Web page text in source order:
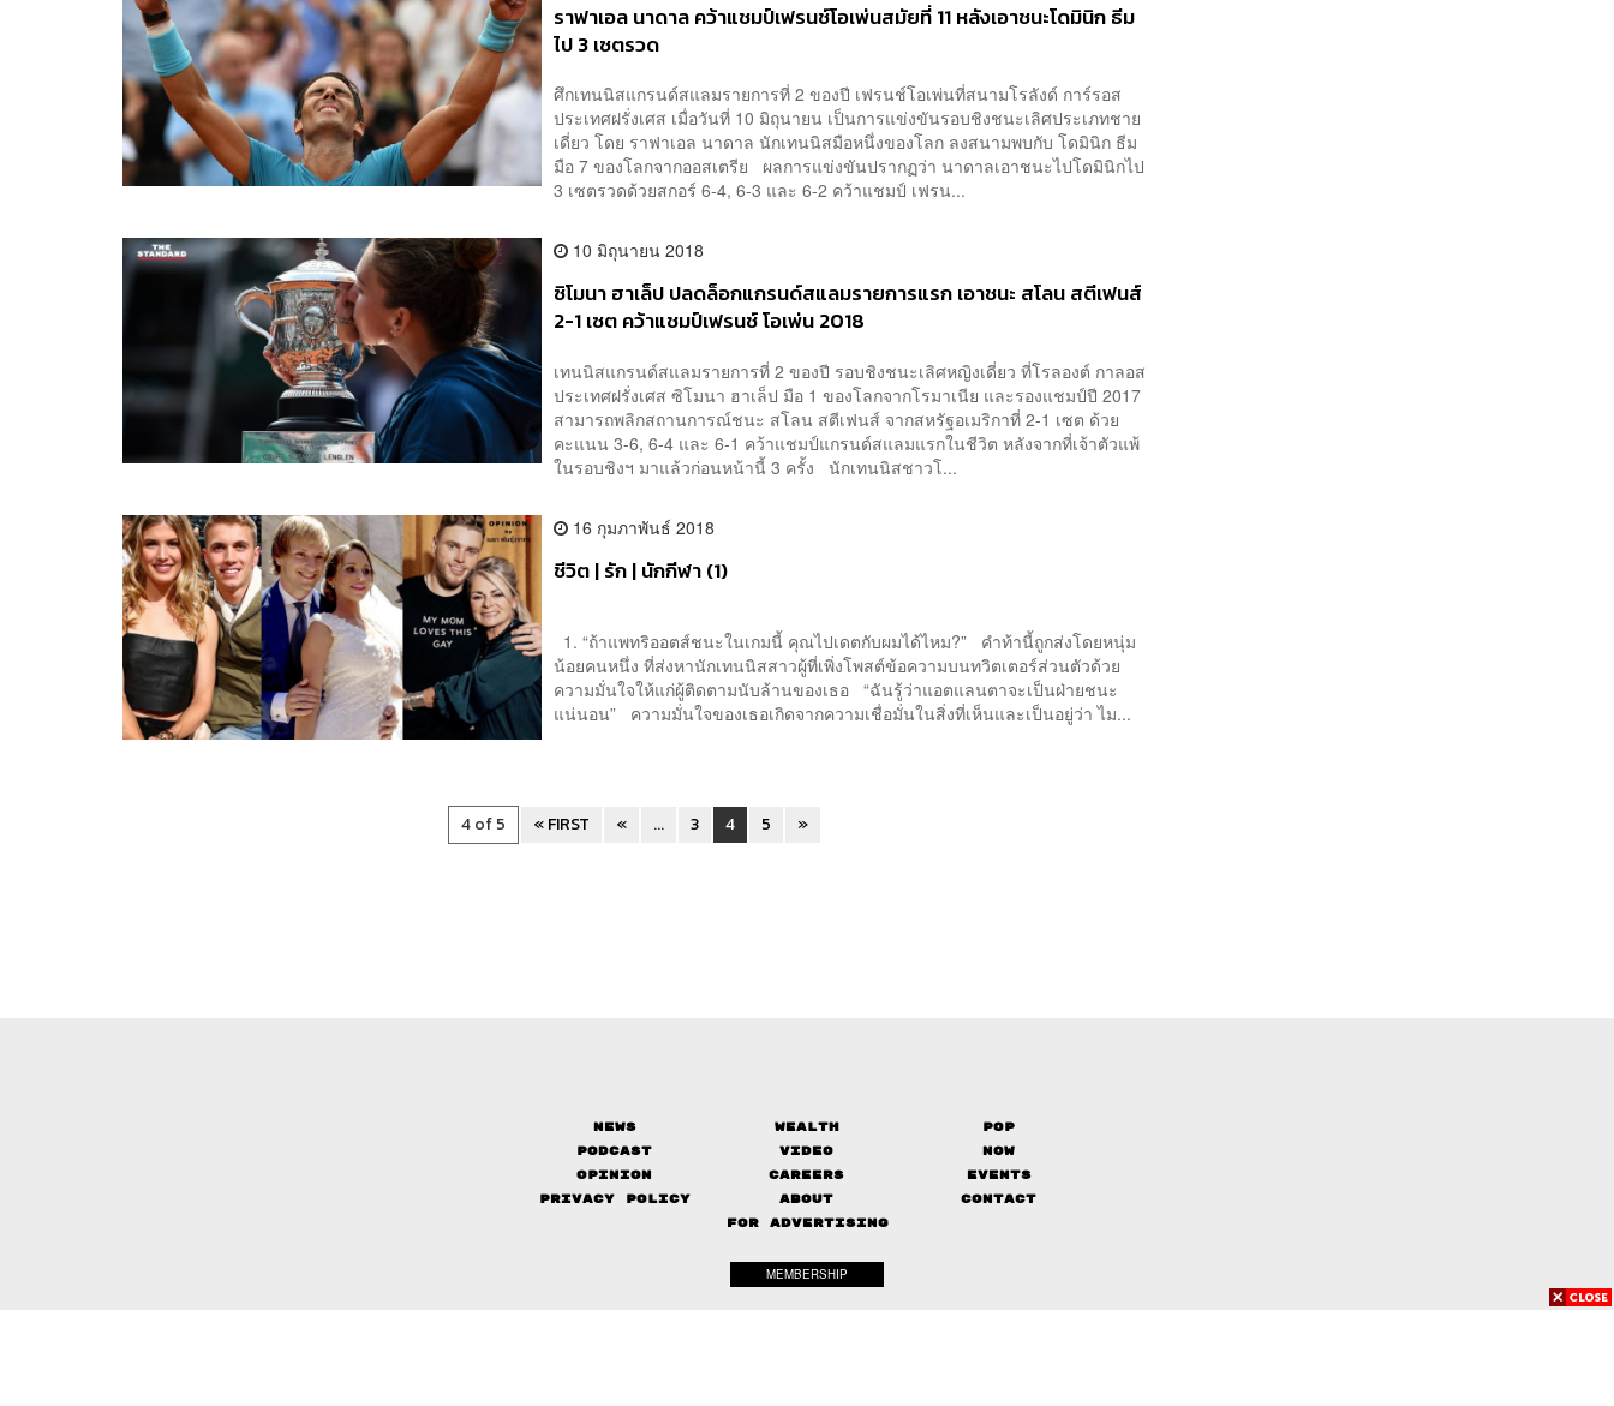
ราฟาเอล นาดาล คว้าแชมป์เฟรนช์โอเพ่นสมัยที่ 11 หลังเอาชนะโดมินิก ธีม
ไป 3 เซตรวด
ศึกเทนนิสแกรนด์สแลมรายการที่ 2 ของปี เฟรนช์โอเพ่นที่สนามโรลังด์ การ์รอส
ประเทศฝรั่งเศส เมื่อวันที่ 10 มิถุนายน เป็นการแข่งขันรอบชิงชนะเลิศประเภทชาย
เดี่ยว โดย ราฟาเอล นาดาล นักเทนนิสมือหนึ่งของโลก ลงสนามพบกับ โดมินิก ธีม
มือ 7 ของโลกจากออสเตรีย ผลการแข่งขันปรากฏว่า นาดาลเอาชนะไปโดมินิกไป
3 เซตรวดด้วยสกอร์ 6-4, 6-3 และ 6-2 คว้าแชมป์ เฟรน...
10 มิถุนายน 2018
ซิโมนา ฮาเล็ป ปลดล็อกแกรนด์สแลมรายการแรก เอาชนะ สโลน สตีเฟนส์
2-1 เซต คว้าแชมป์เฟรนช์ โอเพ่น 2018
เทนนิสแกรนด์สแลมรายการที่ 2 ของปี รอบชิงชนะเลิศหญิงเดี่ยว ที่โรลองต์ กาลอส
ประเทศฝรั่งเศส ซิโมนา ฮาเล็ป มือ 1 ของโลกจากโรมาเนีย และรองแชมป์ปี 2017
สามารถพลิกสถานการณ์ชนะ สโลน สตีเฟนส์ จากสหรัฐอเมริกาที่ 2-1 เซต ด้วย
คะแนน 3-6, 6-4 และ 6-1 คว้าแชมป์แกรนด์สแลมแรกในชีวิต หลังจากที่เจ้าตัวแพ้
ในรอบชิงฯ มาแล้วก่อนหน้านี้ 3 ครั้ง นักเทนนิสชาวโ...
16 กุมภาพันธ์ 2018
ชีวิต | รัก | นักกีฬา (1)
1. “ถ้าแพทริออตส์ชนะในเกมนี้ คุณไปเดตกับผมได้ไหม?” คำท้านี้ถูกส่งโดยหนุ่ม
น้อยคนหนึ่ง ที่ส่งหานักเทนนิสสาวผู้ที่เพิ่งโพสต์ข้อความบนทวิตเตอร์ส่วนตัวด้วย
ความมั่นใจให้แก่ผู้ติดตามนับล้านของเธอ “ฉันรู้ว่าแอตแลนตาจะเป็นฝ่ายชนะ
แน่นอน” ความมั่นใจของเธอเกิดจากความเชื่อมั่นในสิ่งที่เห็นและเป็นอยู่ว่า ไม...
4 of 5 « FIRST « ... 3 4 5 »
News Wealth
Pop
Podcast
Video
Now
Opinion
Careers
Events
Privacy Policy
About
Contact
FOR ADVERTISING
MEMBERSHIP